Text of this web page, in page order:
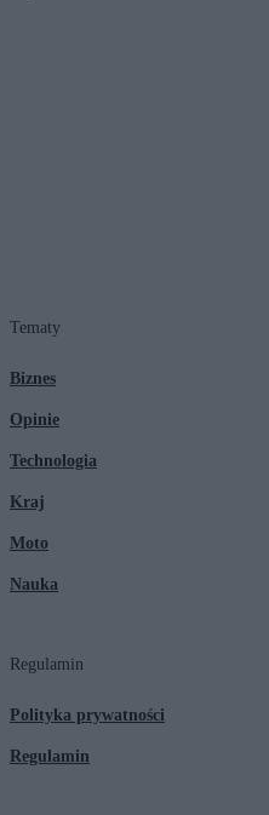
Tematy
Biznes
Opinie
Technologia
Kraj
Moto
Nauka
Regulamin
Polityka prywatności
Regulamin